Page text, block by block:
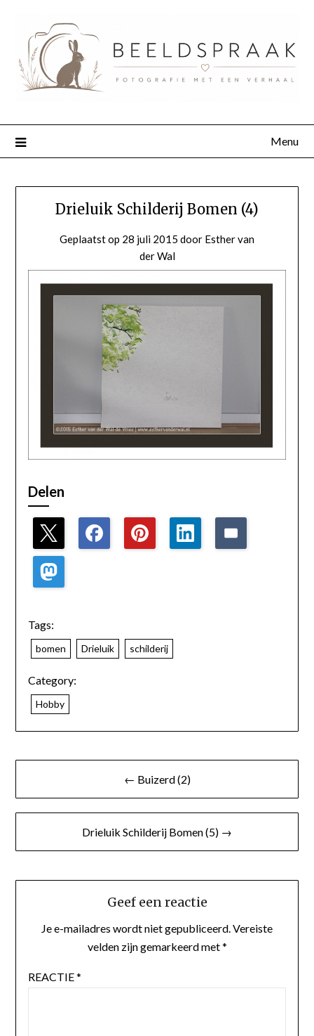
Menu
Drieluik Schilderij Bomen (4)
Geplaatst op 28 juli 2015 door Esther van
der Wal
Delen
Tags:
bomen Drieluik schilderij
Category:
Hobby
← Buizerd (2)
Drieluik Schilderij Bomen (5) →
Geef een reactie
Je e-mailadres wordt niet gepubliceerd.Vereiste
velden zijn gemarkeerd met*
REACTIE*